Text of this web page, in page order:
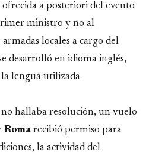
a posteriori del evento
ministro y no al
locales a cargo del
desarrolló en idioma inglés,
la lengua utilizada
hallaba resolución, un vuelo
Roma recibió permiso para
la actividad del